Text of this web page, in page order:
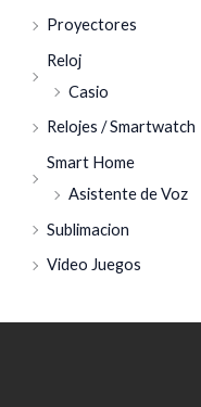
Proyectores
Reloj
Casio
Relojes / Smartwatch
Smart Home
Asistente de Voz
Sublimacion
Video Juegos